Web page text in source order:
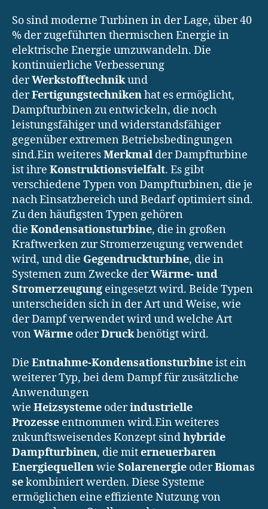
So sind moderne Turbinen in der Lage, über 40
% der zugeführten thermischen Energie in
elektrische Energie umzuwandeln. Die
kontinuierliche Verbesserung
derWerkstofftechnikund
derFertigungstechnikenhat es ermöglicht,
Dampfturbinen zu entwickeln, die noch
leistungsfähiger und widerstandsfähiger
gegenüber extremen Betriebsbedingungen
sind.Ein weiteresMerkmal der Dampfturbine
ist ihre Konstruktionsvielfalt. Es gibt
verschiedene Typen von Dampfturbinen, die je
nach Einsatzbereich und Bedarf optimiert sind.
Zu den häufigsten Typen gehören
die Kondensationsturbine, die in großen
Kraftwerken zur Stromerzeugung verwendet
wird, und die Gegendruckturbine, die in
Systemen zum Zwecke derWärme- und
Stromerzeugung eingesetzt wird. Beide Typen
unterscheiden sich in der Art und Weise, wie
der Dampf verwendet wird und welche Art
vonWärme oderDruckbenötigt wird.
Die Entnahme-Kondensationsturbineist ein
weiterer Typ, bei dem Dampf für zusätzliche
Anwendungen
wie Heizsysteme oderindustrielle
Prozesse entnommen wird.Ein weiteres
zukunftsweisendes Konzept sindhybride
Dampfturbinen, die miterneuerbaren
Energiequellenwie Solarenergie oderBiomas
sekombiniert werden. Diese Systeme
ermöglichen eine effiziente Nutzung von